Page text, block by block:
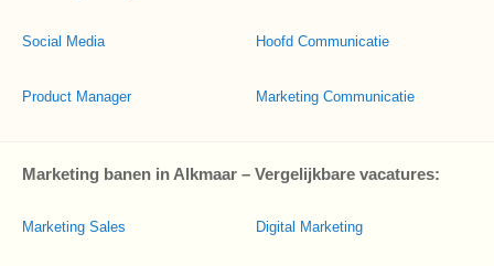
Social Media
Product Manager
Hoofd Communicatie
Marketing Communicatie
Marketing banen in Alkmaar – Vergelijkbare vacatures:
Marketing Sales Digital Marketing